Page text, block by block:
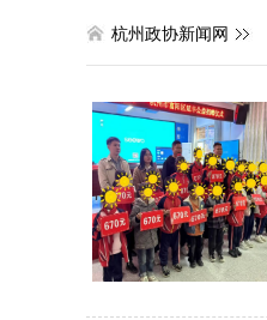
杭州政协新闻网